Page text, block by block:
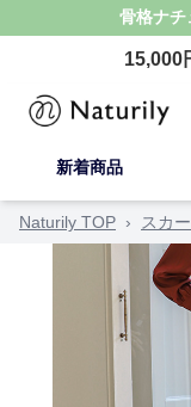
骨格ナチ
15,000
新着商品
Naturily TOP › スカ